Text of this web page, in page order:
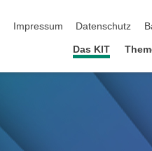
Impressum Datenschutz
Das KIT